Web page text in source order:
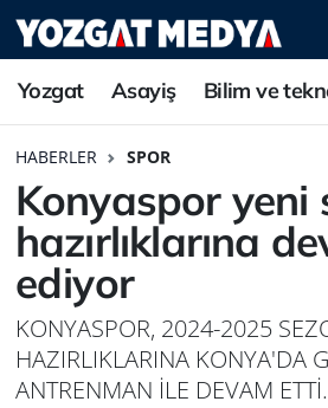
Yozgat Asayiş Bilim ve
HABERLER SPOR
Konyaspor yeni
hazırlıklarına
ediyor
KONYASPOR, 2024-2025
HAZIRLIKLARINA KONYA'DA
ANTRENMAN İLE DEVAM ETTİ.